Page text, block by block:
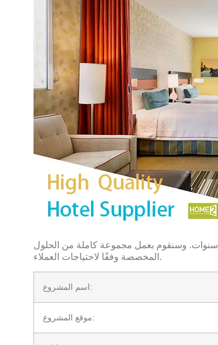
نحن مصنع للأثاث في نينغبو، الصين. نحن متخصصون في تصنيع مجموعة غرف النوم الفندقية الأمريكية وأثاث مشروع الفندق على مدار 10 سنوات. وسنقوم بعمل مجموعة كاملة من الحلول
المخصصة وفقًا لاحتياجات العملاء.
اسم المشروع:
موقع المشروع: